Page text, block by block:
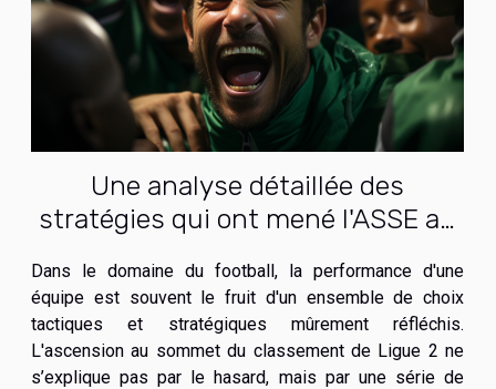
Une analyse détaillée des
stratégies qui ont mené l'ASSE au
Dans le domaine du football, la performance d'une
équipe est souvent le fruit d'un ensemble de choix
tactiques et stratégiques mûrement réfléchis.
L'ascension au sommet du classement de Ligue 2 ne
s’explique pas par le hasard, mais par une série de